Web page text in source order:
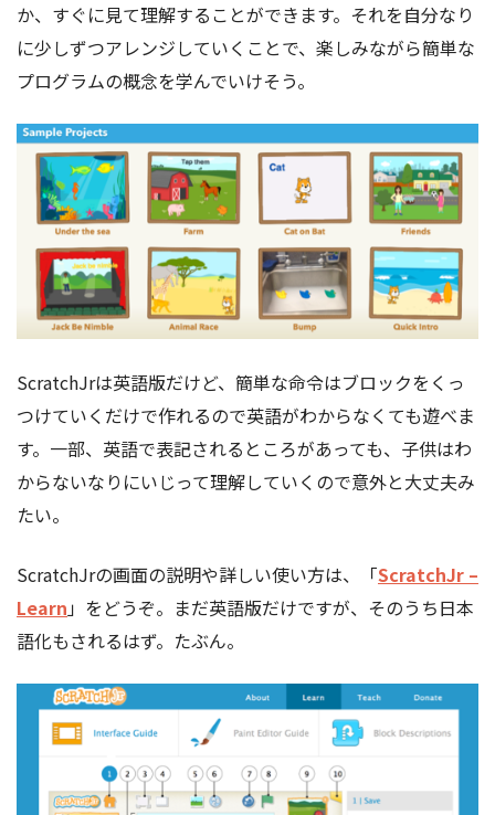
か、すぐに見て理解することができます。それを自分なり
に少しずつアレンジしていくことで、楽しみながら簡単な
プログラムの概念を学んでいけそう。
ScratchJrは英語版だけど、簡単な命令はブロックをくっ
つけていくだけで作れるので英語がわからなくても遊べま
す。一部、英語で表記されるところがあっても、子供はわ
からないなりにいじって理解していくので意外と大丈夫み
たい。
ScratchJrの画面の説明や詳しい使い方は、「ScratchJr –
Learn」をどうぞ。まだ英語版だけですが、そのうち日本
語化もされるはず。たぶん。